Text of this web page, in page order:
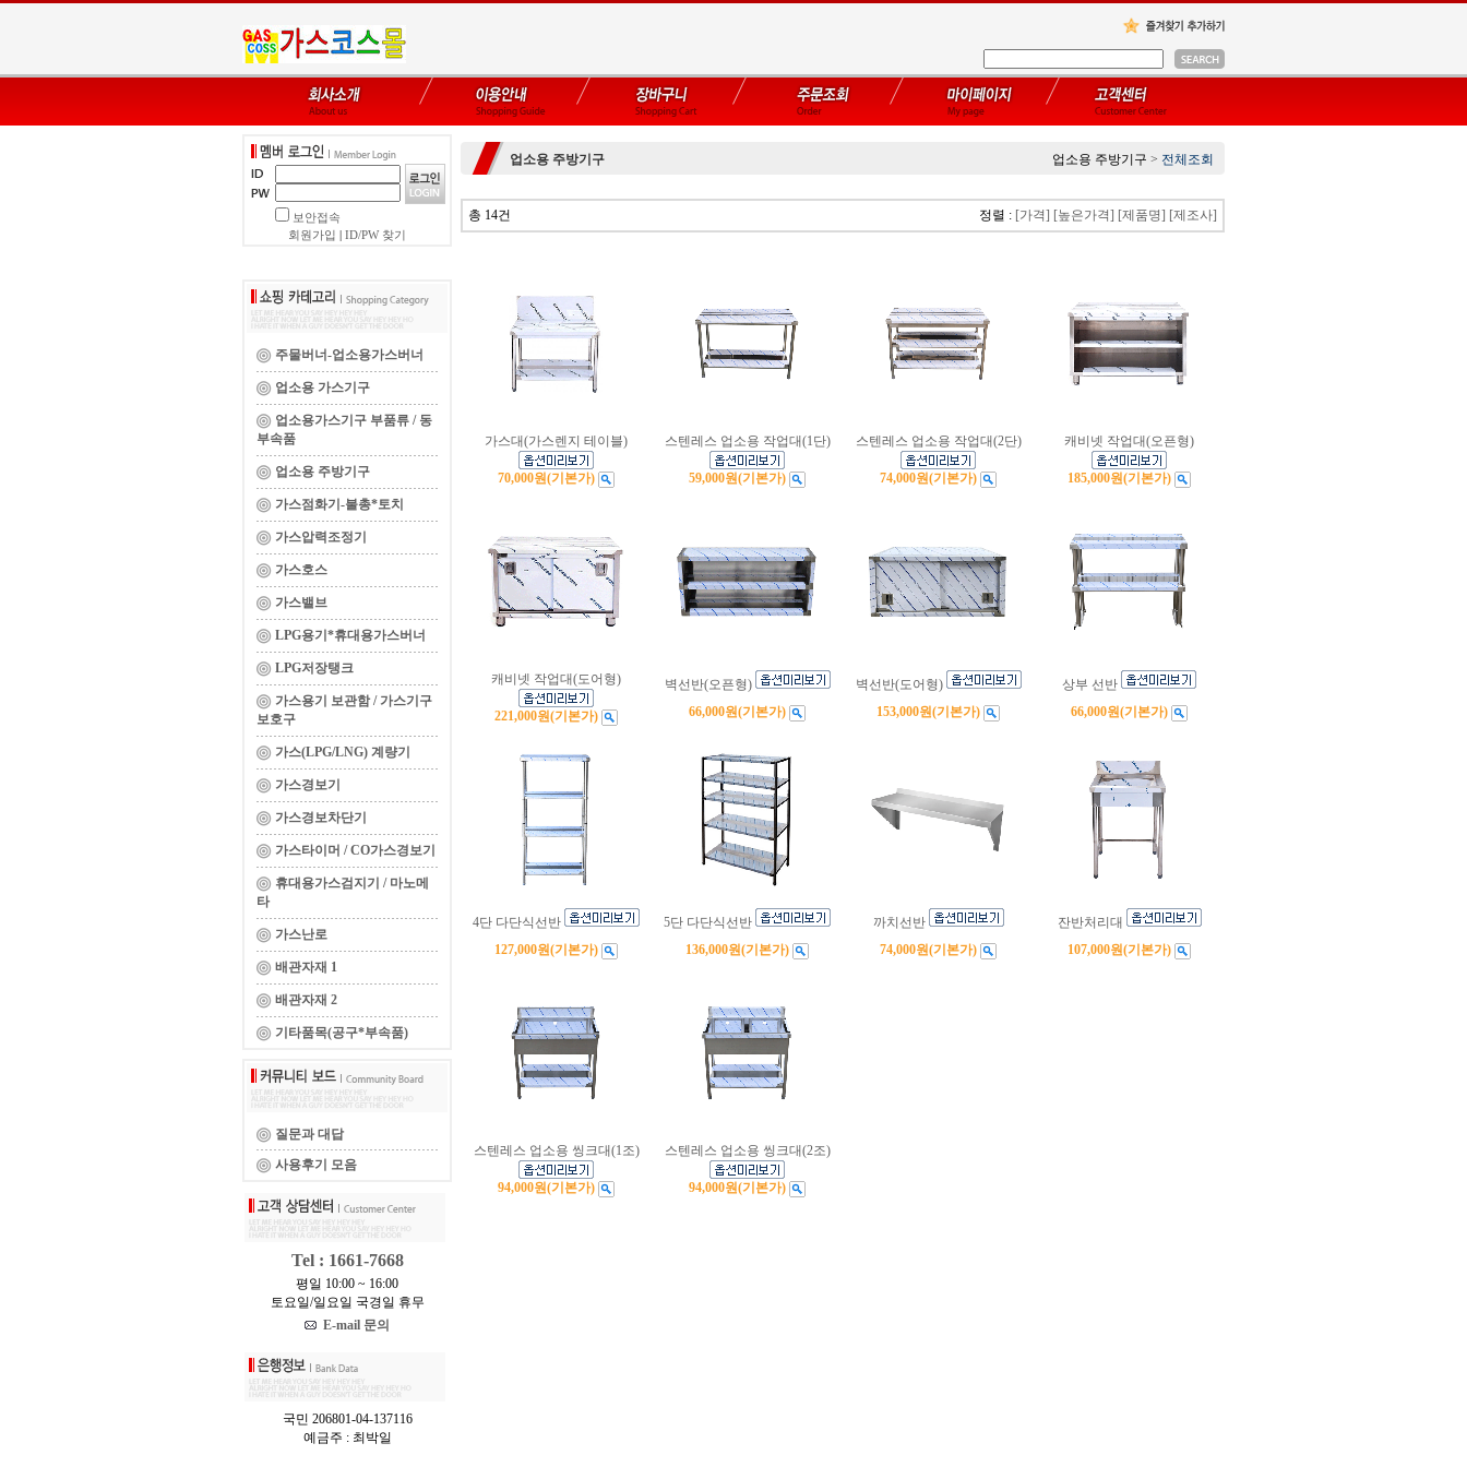
보안접속
회원가입
ID/PW 찾기
주물버너-업소용가스버너
업소용 가스기구
업소용가스기구 부품류 / 동
부속품
업소용 주방기구
가스점화기-불총*토치
가스압력조정기
가스호스
가스밸브
LPG용기*휴대용가스버너
LPG저장탱크
가스용기 보관함 / 가스기구
보호구
가스(LPG/LNG) 계량기
가스경보기
가스경보차단기
가스타이머 / CO가스경보기
휴대용가스검지기 / 마노메
타
가스난로
배관자재 1
배관자재 2
기타품목(공구*부속품)
질문과 대답
사용후기 모음
Tel : 1661-7668
평일 10:00 ~ 16:00
토요일/일요일 국경일 휴무
E-mail 문의
국민 206801-04-137116
예금주 : 최박일
업소용 주방기구 업소용 주방기구 > 전체조회
총 14건 정렬 : [가격] [높은가격] [제품명] [제조사]
가스대(가스렌지 테이블)
70,000원(기본가)
스텐레스 업소용 작업대(1단)
59,000원(기본가)
스텐레스 업소용 작업대(2단)
74,000원(기본가)
캐비넷 작업대(오픈형)
185,000원(기본가)
캐비넷 작업대(도어형)
221,000원(기본가)
벽선반(오픈형)
66,000원(기본가)
벽선반(도어형)
153,000원(기본가)
상부 선반
66,000원(기본가)
4단 다단식선반
127,000원(기본가)
5단 다단식선반
136,000원(기본가)
까치선반
74,000원(기본가)
잔반처리대
107,000원(기본가)
스텐레스 업소용 씽크대(1조)
94,000원(기본가)
스텐레스 업소용 씽크대(2조)
94,000원(기본가)